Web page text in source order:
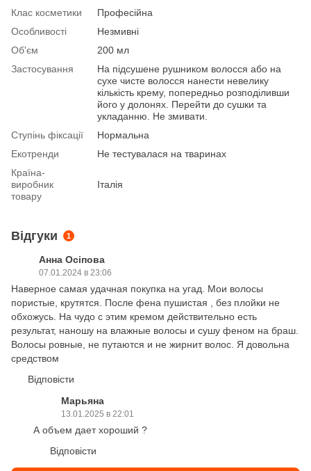
Клас косметики
Професійна
Особливості
Незмивні
Об'єм
200 мл
Застосування
На підсушене рушником волосся або на
сухе чисте волосся нанести невелику
кількість крему, попередньо розподіливши
його у долонях. Перейти до сушки та
укладанню. Не змивати.
Ступінь фіксації
Нормальна
Екотренди
Не тестувалася на тваринах
Країна-
виробник
товару
Італія
Відгуки 1
Анна Осіпова
07.01.2024 в 23:06
Наверное самая удачная покупка на угад. Мои волосы
пористые, крутятся. После фена пушистая , без плойки не
обхожусь. На чудо с этим кремом действительно есть
результат, наношу на влажные волосы и сушу феном на браш.
Волосы ровные, не путаются и не жирнит волос. Я довольна
средством
Відповісти
Марьяна
13.01.2025 в 22:01
А объем дает хороший ?
Відповісти